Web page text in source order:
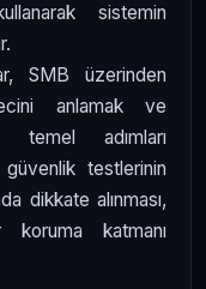
sistemin
SMB üzerinden
anlamak ve
adımları
testlerinin
dikkate alınması,
katmanı